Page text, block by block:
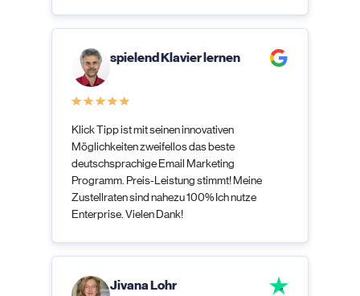
spielend Klavier lernen
Klick Tipp ist mit seinen innovativen
Möglichkeiten zweifellos das beste
deutschsprachige Email Marketing
Programm. Preis-Leistung stimmt! Meine
Zustellraten sind nahezu 100% Ich nutze
Enterprise. Vielen Dank!
Jivana Lohr